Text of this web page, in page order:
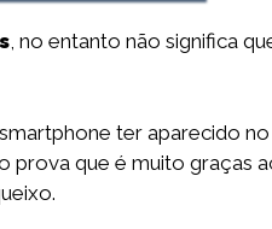
, no entanto não significa
ter aparecido no
prova que é muito graças